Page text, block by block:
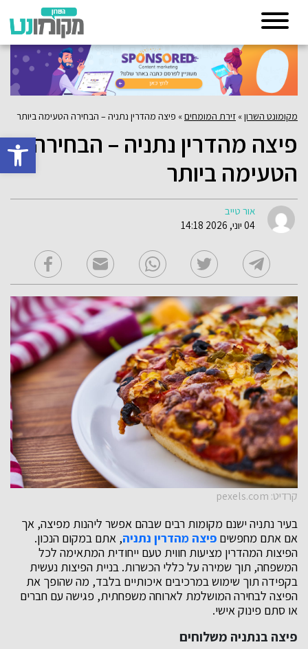
פתח
מקומונט השרון» זירת המומחים» פיצה מהדרין נתניה – הבחירה הטעימה ביותר
פיצה מהדרין נתניה – הבחירה
הטעימה ביותר
אור טייב
04 יוני, 2026 14:18
קרדיט: pexels.com
בעיר נתניה ישנם מקומות רבים שבהם אפשר ליהנות מפיצה, אך
אם אתם מחפשים פיצה מהדרין נתניה, אתם במקום הנכון.
הפיצות המהדרין מציעות חווית טעם ייחודית המתאימה לכל
המשפחה, תוך שמירה על כללי הכשרות. בניית הפיצות נעשית
בקפידה תוך שימוש במרכיבים איכותיים בלבד, מה שהופך את
הפיצה לבחירה המושלמת לארוחה משפחתית, פגישה עם חברים
או סתם פינוק אישי.
פיצה בנתניה משלוחים